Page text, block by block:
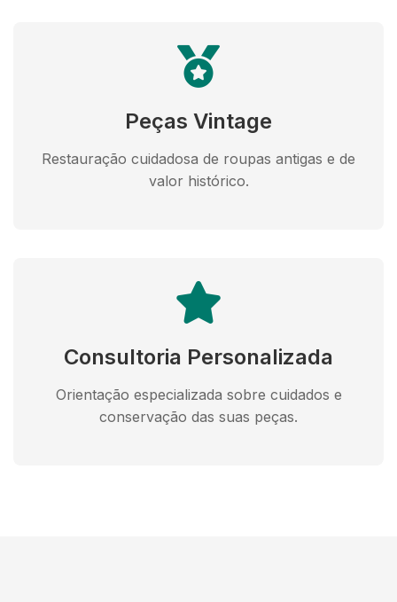
Peças Vintage
Restauração cuidadosa de roupas antigas e de
valor histórico.
Consultoria Personalizada
Orientação especializada sobre cuidados e
conservação das suas peças.